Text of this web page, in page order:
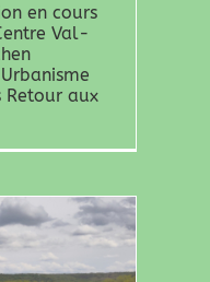
en cours
Val-
Retour aux